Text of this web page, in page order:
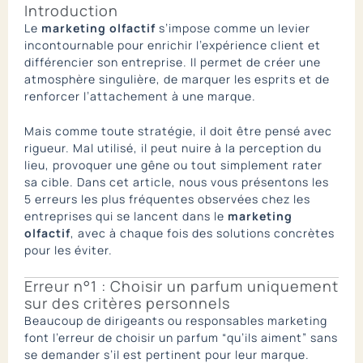
Introduction
Le marketing olfactif s’impose comme un levier
incontournable pour enrichir l’expérience client et
différencier son entreprise. Il permet de créer une
atmosphère singulière, de marquer les esprits et de
renforcer l’attachement à une marque.
Mais comme toute stratégie, il doit être pensé avec
rigueur. Mal utilisé, il peut nuire à la perception du
lieu, provoquer une gêne ou tout simplement rater
sa cible. Dans cet article, nous vous présentons les
5 erreurs les plus fréquentes observées chez les
entreprises qui se lancent dans le marketing
olfactif, avec à chaque fois des solutions concrètes
pour les éviter.
Erreur n°1 : Choisir un parfum uniquement
sur des critères personnels
Beaucoup de dirigeants ou responsables marketing
font l’erreur de choisir un parfum “qu’ils aiment” sans
se demander s’il est pertinent pour leur marque.